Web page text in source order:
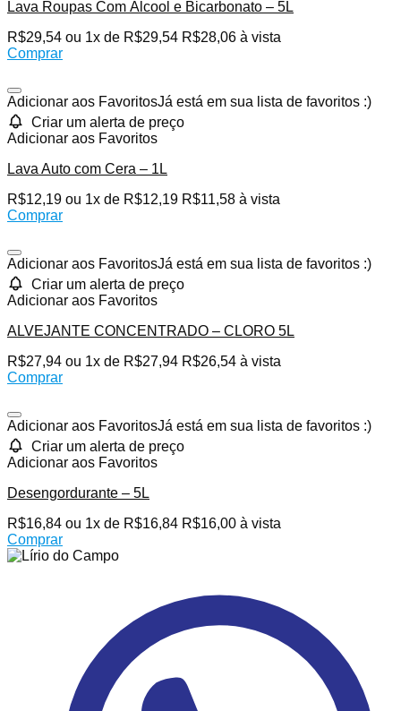
Lava Roupas Com Álcool e Bicarbonato – 5L
R$29,54 ou 1x de R$29,54 R$28,06 à vista
Comprar
Adicionar aos FavoritosJá está em sua lista de favoritos :)
Criar um alerta de preço
Adicionar aos Favoritos
Lava Auto com Cera – 1L
R$12,19 ou 1x de R$12,19 R$11,58 à vista
Comprar
Adicionar aos FavoritosJá está em sua lista de favoritos :)
Criar um alerta de preço
Adicionar aos Favoritos
ALVEJANTE CONCENTRADO – CLORO 5L
R$27,94 ou 1x de R$27,94 R$26,54 à vista
Comprar
Adicionar aos FavoritosJá está em sua lista de favoritos :)
Criar um alerta de preço
Adicionar aos Favoritos
Desengordurante – 5L
R$16,84 ou 1x de R$16,84 R$16,00 à vista
Comprar